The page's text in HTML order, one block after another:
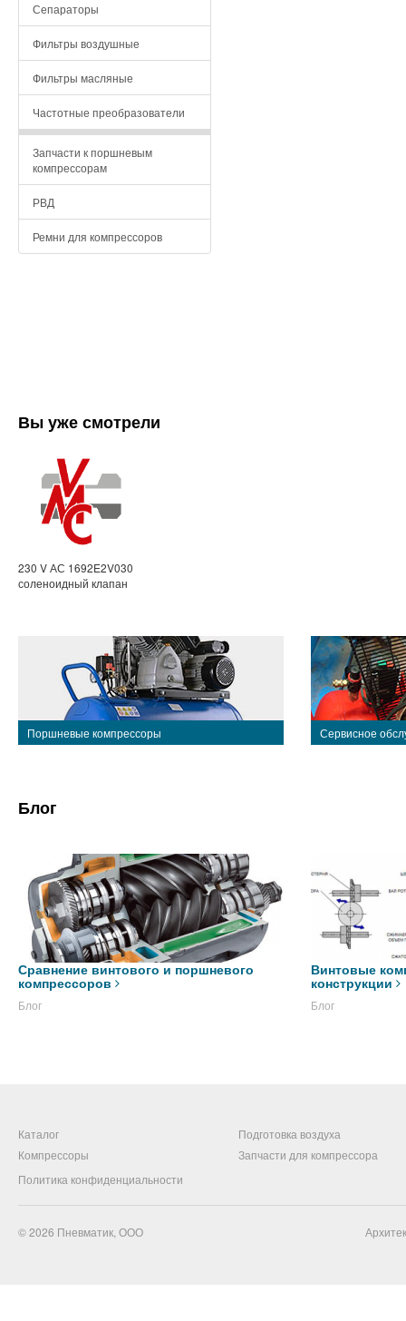
Сепараторы
Фильтры воздушные
Фильтры масляные
Частотные преобразователи
Запчасти к поршневым
компрессорам
РВД
Ремни для компрессоров
Вы уже смотрели
230 V АС 1692E2V030
соленоидный клапан
Поршневые компрессоры Сервисное
Блог
Сравнение винтового и поршневого
компрессоров
Блог
Винтовые
конструкции
Блог
Каталог
Компрессоры
Подготовка воздуха
Запчасти для компрессора
Политика конфиденциальности
© 2026 Пневматик, ООО